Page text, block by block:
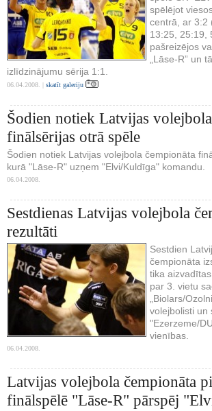
spēlējot
centrā, ar 3:2
13:25, 25:19,
pašreizējos
„Lāse-R” un
izlīdzinājumu sērija 1:1.
06.04.2008. | skatīt galeriju
Šodien notiek Latvijas
finālsērijas otrā spēle
Šodien notiek Latvijas volejbola čempionāta
kurā "Lāse-R" uzņem "Elvi/Kuldīga" komandu.
06.04.2008.
Sestdienas Latvijas volejbola
rezultāti
Sestdien
čempionāta
tika
par 3. vietu
„Biolars/
volejbolisti un
"Ezerzeme/
vienības.
06.04.2008.
Latvijas volejbola čempionāta
finālspēlē "Lāse-R" pārspēj